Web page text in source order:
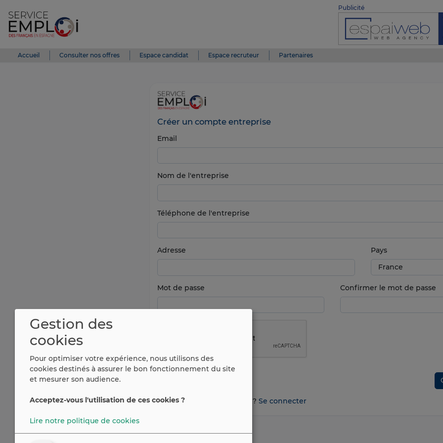
Publicité
Accueil Consulter nos offres Espace candidat Espace recruteur Partenaires
Créer un compte entreprise
Email
Nom de l'entreprise
Téléphone de l'entreprise
Adresse Pays
Mot de passe Confirmer le mot de passe
Vous avez déjà un compte ? Se connecter
Gestion des
cookies
Pour optimiser votre expérience, nous utilisons des
cookies destinés à assurer le bon fonctionnement du site
et mesurer son audience.
Acceptez-vous l'utilisation de ces cookies ?
Lire notre politique de cookies